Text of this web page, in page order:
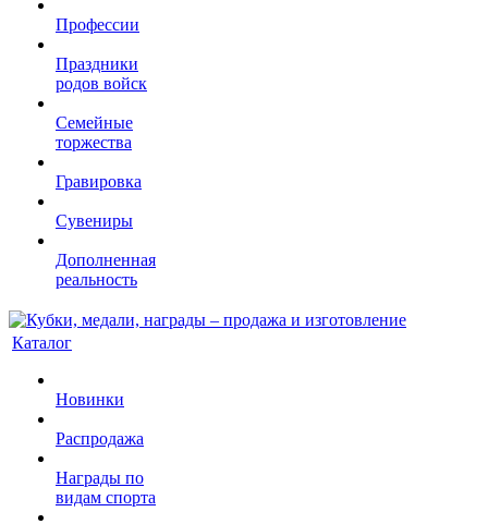
Профессии
Праздники
родов войск
Семейные
торжества
Гравировка
Сувениры
Дополненная
реальность
Каталог
Новинки
Распродажа
Награды по
видам спорта